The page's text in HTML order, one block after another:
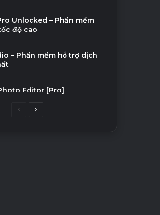
Unlocked – Phần mềm
độ cao
– Phần mềm hỗ trợ dịch
Editor [Pro]
PreviousNext